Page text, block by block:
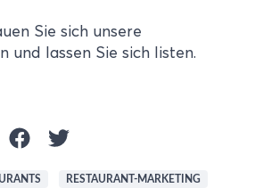
Sie sich unsere
und lassen Sie sich listen.
RESTAURANT-MARKETING